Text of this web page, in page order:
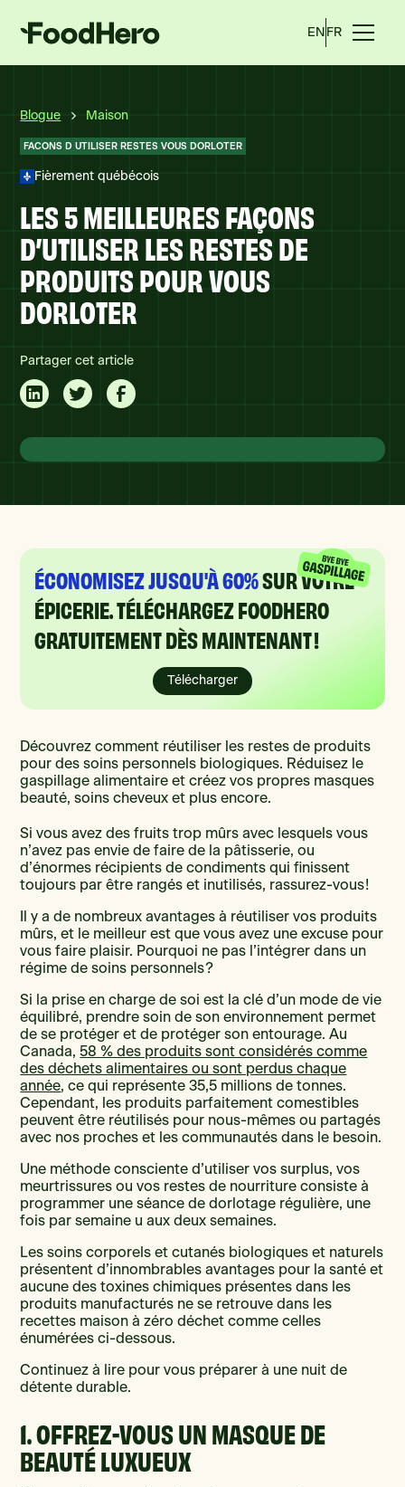
EN FR
Blogue Maison
FACONS D UTILISER RESTES VOUS DORLOTER
Fièrement québécois
LES 5 MEILLEURES FAÇONS
D’UTILISER LES RESTES DE
PRODUITS POUR VOUS
DORLOTER
Partager cet article
ÉCONOMISEZ JUSQU'À 60%SUR VOTRE
ÉPICERIE. TÉLÉCHARGEZ FOODHERO
GRATUITEMENT DÈS MAINTENANT !
Télécharger
Découvrez comment réutiliser les restes de produits
pour des soins personnels biologiques. Réduisez le
gaspillage alimentaire et créez vos propres masques
beauté, soins cheveux et plus encore.
Si vous avez des fruits trop mûrs avec lesquels vous
n’avez pas envie de faire de la pâtisserie, ou
d’énormes récipients de condiments qui finissent
toujours par être rangés et inutilisés, rassurez-vous !
Il y a de nombreux avantages à réutiliser vos produits
mûrs, et le meilleur est que vous avez une excuse pour
vous faire plaisir. Pourquoi ne pas l’intégrer dans un
régime de soins personnels ?
Si la prise en charge de soi est la clé d’un mode de vie
équilibré, prendre soin de son environnement permet
de se protéger et de protéger son entourage. Au
Canada,58 % des produits sont considérés comme
des déchets alimentaires ou sont perdus chaque
année, ce qui représente 35,5 millions de tonnes.
Cependant, les produits parfaitement comestibles
peuvent être réutilisés pour nous-mêmes ou partagés
avec nos proches et les communautés dans le besoin.
Une méthode consciente d’utiliser vos surplus, vos
meurtrissures ou vos restes de nourriture consiste à
programmer une séance de dorlotage régulière, une
fois par semaine u aux deux semaines.
Les soins corporels et cutanés biologiques et naturels
présentent d’innombrables avantages pour la santé et
aucune des toxines chimiques présentes dans les
produits manufacturés ne se retrouve dans les
recettes maison à zéro déchet comme celles
énumérées ci-dessous.
Continuez à lire pour vous préparer à une nuit de
détente durable.
1. OFFREZ-VOUS UN MASQUE DE
BEAUTÉ LUXUEUX